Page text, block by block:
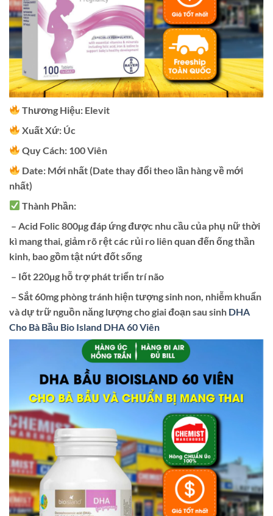
Thương Hiệu: Elevit
Xuất Xứ: Úc
Quy Cách: 100 Viên
Date: Mới nhất (Date thay đổi theo lần hàng về mới
nhất)
Thành Phần:
️ – Acid Folic 800µg đáp ứng được nhu cầu của phụ nữ thời
kì mang thai, giảm rõ rệt các rủi ro liên quan đến ống thần
kinh, bao gồm tật nứt đốt sống
️ – Iốt 220µg hỗ trợ phát triển trí não
️ – Sắt 60mg phòng tránh hiện tượng sinh non, nhiễm khuẩn
và dự trữ nguồn năng lượng cho giai đoạn sau sinh DHA
Cho Bà Bầu Bio Island DHA 60 Viên